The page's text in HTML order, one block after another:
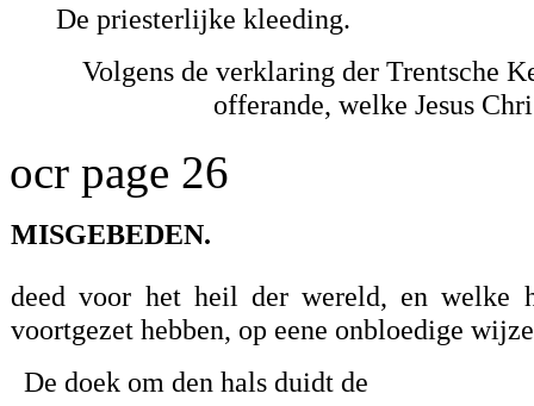
De priesterlijke kleeding.
Volgens de verklaring der Trentsche
offerande, welke Jesus
ocr page 26
MISGEBEDEN.
deed voor het heil der wereld, en welke
voortgezet hebben, op eene onbloedige
De doek om den hals duidt de